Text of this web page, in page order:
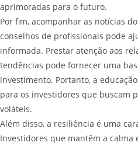
aprimoradas para o futuro.
Por fim, acompanhar as notícias do
conselhos de profissionais pode
informada. Prestar atenção aos
tendências pode fornecer uma
investimento. Portanto, a
para os investidores que buscam
voláteis.
Além disso, a resiliência é uma
Investidores que mantêm a calma